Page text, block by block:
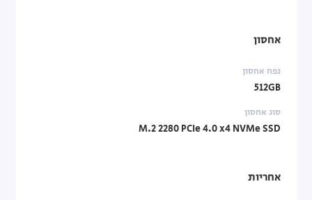
אחסון
נפח אחסון
512GB
סוג אחסון
M.2 2280 PCIe 4.0 x4 NVMe SSD
אחריות